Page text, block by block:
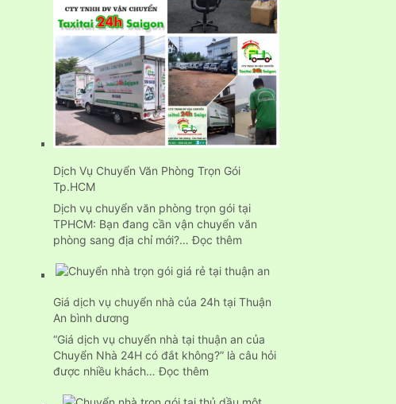
chở
hàng
chuyên
nghiệp
24H
Dịch Vụ Chuyển Văn Phòng Trọn Gói
Tp.HCM
Dịch vụ chuyển văn phòng trọn gói tại
TPHCM: Bạn đang cần vận chuyển văn
phòng sang địa chỉ mới?…Đọc thêm
Vụ
Văn
Trọn
Gói
Giá dịch vụ chuyển nhà của 24h tại Thuận
An bình dương
“Giá dịch vụ chuyển nhà tại thuận an của
Chuyển Nhà 24H có đắt không?” là câu hỏi
được nhiều khách…Đọc thêm